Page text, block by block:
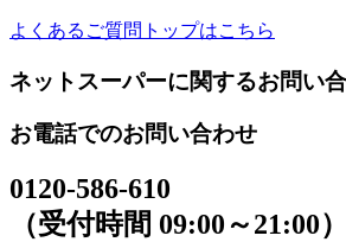
よくあるご質問トップはこちら
ネットスーパーに関するお問い
お電話でのお問い合わせ
0120-586-610
（受付時間 09:00～21:00）